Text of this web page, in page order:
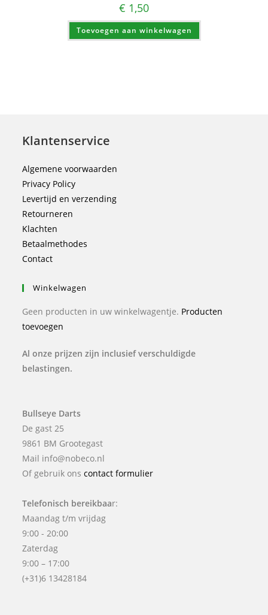
€ 1,50
Toevoegen aan winkelwagen
Klantenservice
Algemene voorwaarden
Privacy Policy
Levertijd en verzending
Retourneren
Klachten
Betaalmethodes
Contact
Winkelwagen
Geen producten in uw winkelwagentje. Producten
toevoegen
Al onze prijzen zijn inclusief verschuldigde
belastingen.
Bullseye Darts
De gast 25
9861 BM Grootegast
Mail info@nobeco.nl
Of gebruik onscontact formulier
Telefonisch bereikbaar:
Maandag t/m vrijdag
9:00 - 20:00
Zaterdag
9:00 – 17:00
(+31)6 13428184